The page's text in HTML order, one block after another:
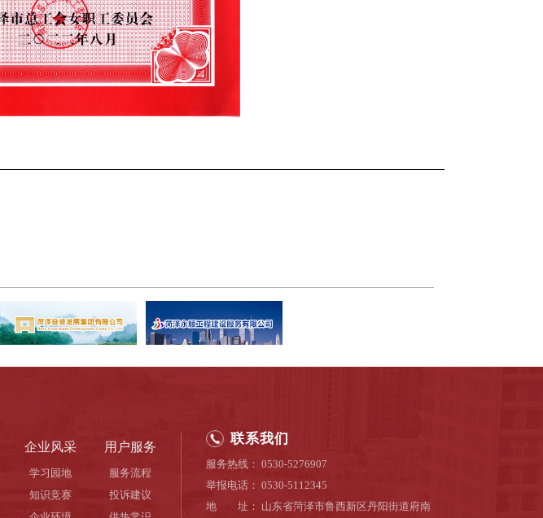
企业风采
学习园地
知识竞赛
用户服务
服务流程
投诉建议
联系我们
服务热线： 0530-5276907
举报电话： 0530-5112345
地 址： 山东省菏泽市鲁西新区丹阳街道府南